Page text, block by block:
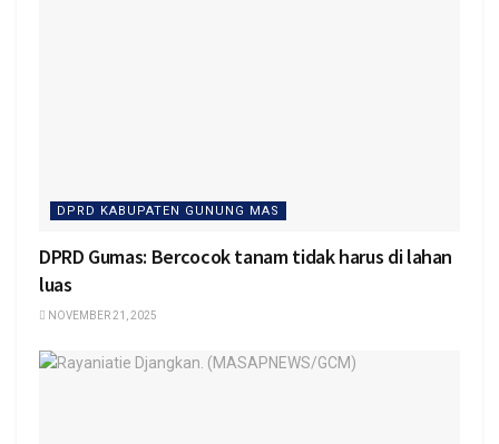
DPRD KABUPATEN GUNUNG MAS
DPRD Gumas: Bercocok tanam tidak harus di lahan
luas
NOVEMBER 21, 2025